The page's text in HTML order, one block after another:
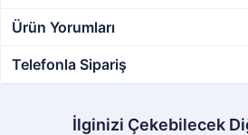
Ürün Yorumları
Telefonla Sipariş
İlginizi Çekebilecek